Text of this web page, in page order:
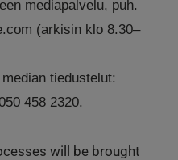
mediapalvelu, puh.
(arkisin klo 8.30–
tiedustelut:
458 2320.
will be brought